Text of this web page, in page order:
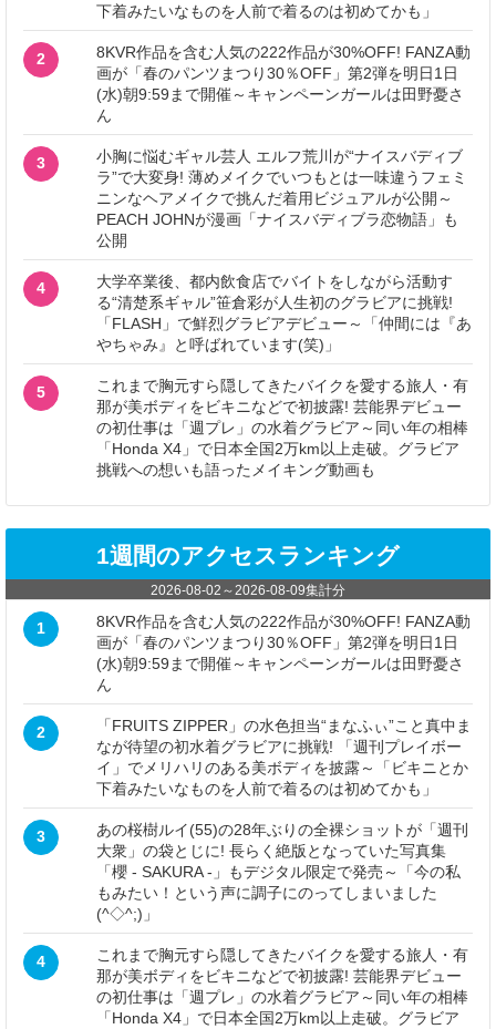
下着みたいなものを人前で着るのは初めてかも」
2
8KVR作品を含む人気の222作品が30%OFF! FANZA動
画が「春のパンツまつり30％OFF」第2弾を明日1日
(水)朝9:59まで開催～キャンペーンガールは田野憂さ
ん
3
小胸に悩むギャル芸人 エルフ荒川が“ナイスバディブ
ラ”で大変身! 薄めメイクでいつもとは一味違うフェミ
ニンなヘアメイクで挑んだ着用ビジュアルが公開～
PEACH JOHNが漫画「ナイスバディブラ恋物語」も
公開
4
大学卒業後、都内飲食店でバイトをしながら活動す
る“清楚系ギャル”笹倉彩が人生初のグラビアに挑戦!
「FLASH」で鮮烈グラビアデビュー～「仲間には『あ
やちゃみ』と呼ばれています(笑)」
5
これまで胸元すら隠してきたバイクを愛する旅人・有
那が美ボディをビキニなどで初披露! 芸能界デビュー
の初仕事は「週プレ」の水着グラビア～同い年の相棒
「Honda X4」で日本全国2万km以上走破。グラビア
挑戦への想いも語ったメイキング動画も
1週間のアクセスランキング
2026-08-02 ～2026-08-09集計分
1
8KVR作品を含む人気の222作品が30%OFF! FANZA動
画が「春のパンツまつり30％OFF」第2弾を明日1日
(水)朝9:59まで開催～キャンペーンガールは田野憂さ
ん
2
「FRUITS ZIPPER」の水色担当“まなふぃ”こと真中ま
なが待望の初水着グラビアに挑戦! 「週刊プレイボー
イ」でメリハリのある美ボディを披露～「ビキニとか
下着みたいなものを人前で着るのは初めてかも」
3
あの桜樹ルイ(55)の28年ぶりの全裸ショットが「週刊
大衆」の袋とじに! 長らく絶版となっていた写真集
「櫻 - SAKURA -」もデジタル限定で発売～「今の私
もみたい！という声に調子にのってしまいました
(^◇^;)」
4
これまで胸元すら隠してきたバイクを愛する旅人・有
那が美ボディをビキニなどで初披露! 芸能界デビュー
の初仕事は「週プレ」の水着グラビア～同い年の相棒
「Honda X4」で日本全国2万km以上走破。グラビア